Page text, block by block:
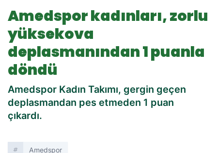
puanla döndü
Amedspor kadınları, zorlu
yüksekova
deplasmanından 1 puanla
döndü
Amedspor Kadın Takımı, gergin geçen
deplasmandan pes etmeden 1 puan
çıkardı.
Amedspor